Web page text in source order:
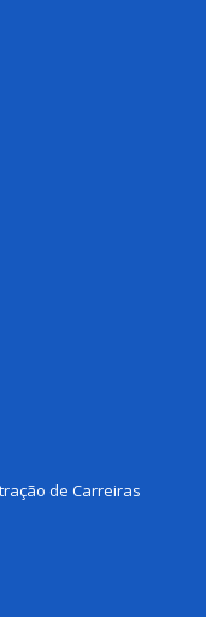
de Carreiras